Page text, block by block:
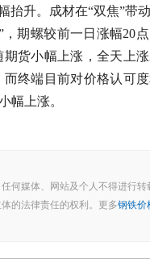
升。成材在“双焦”带
期螺较前一日涨幅20
货小幅上涨，全天上
终端目前对价格认可
幅上涨。
何媒体、网站及个人不得进行转
的法律责任的权利。更多钢铁价